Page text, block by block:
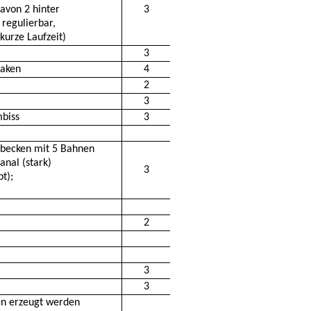
2 hinter
regulierbar,
Laufzeit)
3
3
4
2
3
3
mit 5 Bahnen
(stark)
3
2
3
3
erzeugt werden